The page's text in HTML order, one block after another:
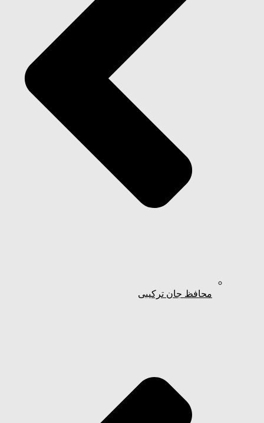
محافظ جان ترکیبی